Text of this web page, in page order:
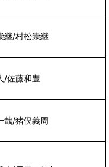
継/村松崇継
/佐藤和豊
哉/猪俣義周